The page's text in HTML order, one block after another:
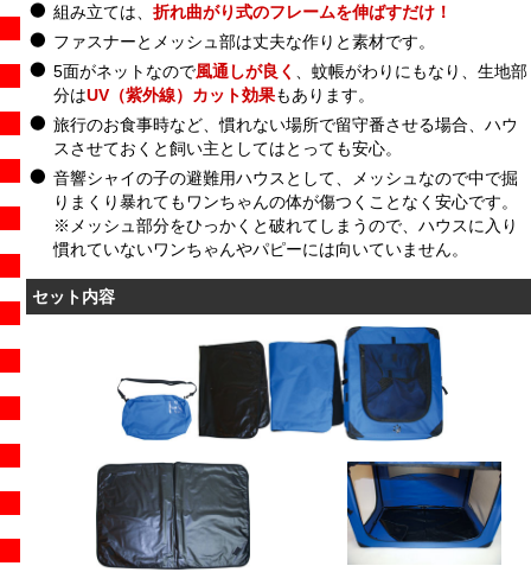
組み立ては、 折れ曲がり式のフレームを伸ばすだけ！
ファスナーとメッシュ部は丈夫な作りと素材です。
5面がネットなので風通しが良く
、蚊帳がわりにもなり、生地部
分はUV（紫外線）カット効果もあります。
旅行のお食事時など、慣れない場所で留守番させる場合、ハウ
スさせておくと飼い主としてはとっても安心。
音響シャイの子の避難用ハウスとして、メッシュなので中で掘
りまくり暴れてもワンちゃんの体が傷つくことなく安心です。
※メッシュ部分をひっかくと破れてしまうので、ハウスに入り
慣れていないワンちゃんやパピーには向いていません。
セット内容